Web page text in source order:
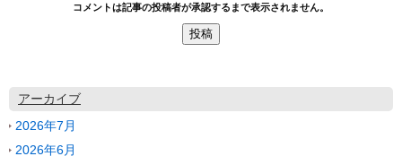
コメントは記事の投稿者が承認するまで表示されません。
アーカイブ
2026年7月
2026年6月